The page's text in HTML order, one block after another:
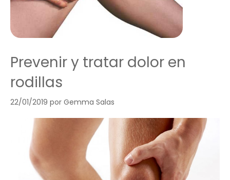
Prevenir y tratar dolor en
rodillas
22/01/2019 por Gemma Salas